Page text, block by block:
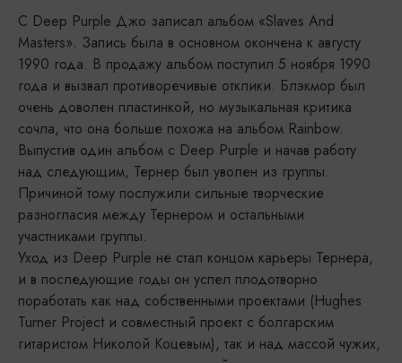
С Deep Purple Джо записал альбом «Slaves And
Masters». Запись была в основном окончена к августу
1990 года. В продажу альбом поступил 5 ноября 1990
года и вызвал противоречивые отклики. Блэкмор был
очень доволен пластинкой, но музыкальная критика
сочла, что она больше похожа на альбом Rainbow.
Выпустив один альбом с Deep Purple и начав работу
над следующим, Тернер был уволен из группы.
Причиной тому послужили сильные творческие
разногласия между Тернером и остальными
участниками группы.
Уход из Deep Purple не стал концом карьеры Тернера,
и в последующие годы он успел плодотворно
поработать как над собственными проектами (Hughes
Turner Project и совместный проект с болгарским
гитаристом Николой Коцевым), так и над массой чужих,